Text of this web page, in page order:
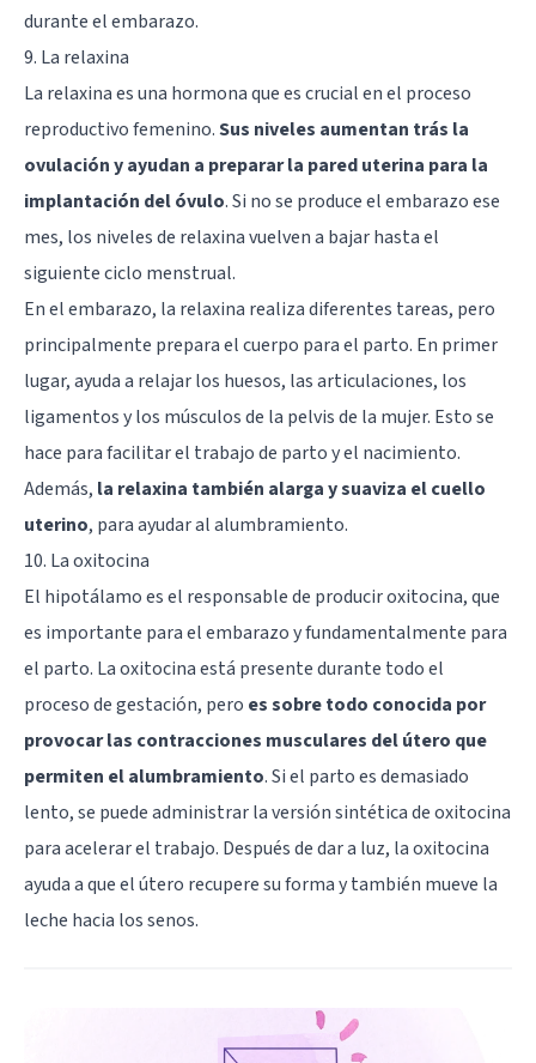
durante el embarazo.
9. La relaxina
La relaxina es una hormona que es crucial en el proceso
reproductivo femenino.Sus niveles aumentan trás la
ovulación y ayudan a preparar la pared uterina para la
implantación del óvulo. Si no se produce el embarazo ese
mes, los niveles de relaxina vuelven a bajar hasta el
siguiente ciclo menstrual.
En el embarazo, la relaxina realiza diferentes tareas, pero
principalmente prepara el cuerpo para el parto. En primer
lugar, ayuda a relajar los huesos, las articulaciones, los
ligamentos y los músculos de la pelvis de la mujer. Esto se
hace para facilitar el trabajo de parto y el nacimiento.
Además, la relaxina también alarga y suaviza el cuello
uterino, para ayudar al alumbramiento.
10. La oxitocina
El hipotálamoes el responsable de producir oxitocina, que
es importante para el embarazo y fundamentalmente para
el parto. La oxitocina está presente durante todo el
proceso de gestación, pero es sobre todo conocida por
provocar las contracciones musculares del útero que
permiten el alumbramiento. Si el parto es demasiado
lento, se puede administrar la versión sintética de oxitocina
para acelerar el trabajo. Después de dar a luz, la oxitocina
ayuda a que el útero recupere su forma y también mueve la
leche hacia los senos.